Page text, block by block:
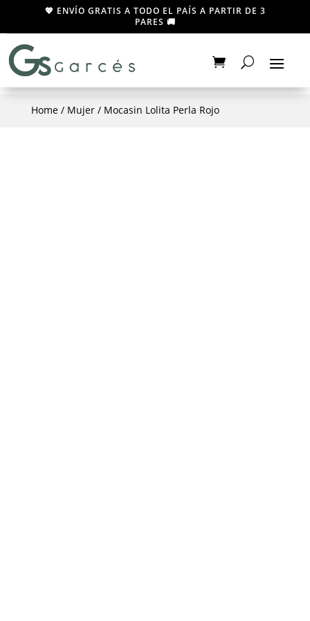
💖 ENVÍO GRATIS A TODO EL PAÍS A PARTIR DE 3
PARES 🚚
Home/ Mujer/ Mocasin Lolita Perla Rojo